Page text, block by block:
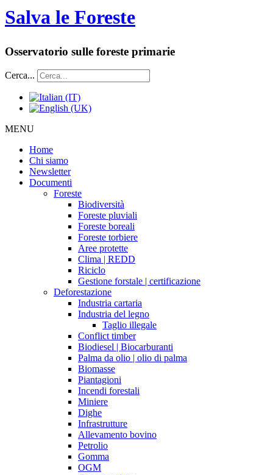
Salva le Foreste
Osservatorio sulle foreste primarie
Cerca...
MENU
Home
Chi siamo
Newsletter
Documenti
Foreste
Biodiversità
Foreste pluviali
Foreste boreali
Foreste torbiere
Aree protette
Clima | REDD
Riciclo
Gestione forstale | certificazione
Deforestazione
Industria cartaria
Industria del legno
Taglio illegale
Conflict timber
Biodiesel | Biocarburanti
Palma da olio | olio di palma
Biomasse
Piantagioni
Incendi forestali
Miniere
Dighe
Infrastrutture
Allevamento bovino
Petrolio
Gomma
OGM